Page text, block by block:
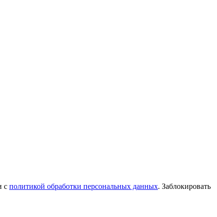
с политикой обработки персональных данных. Заблокировать